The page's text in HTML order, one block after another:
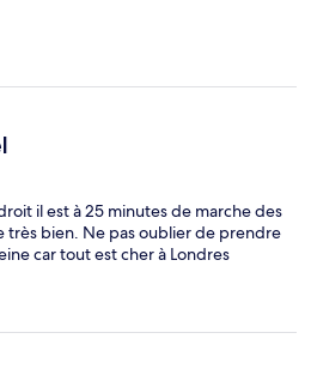
il est à 25 minutes de marche des
très bien. Ne pas oublier de prendre
car tout est cher à Londres